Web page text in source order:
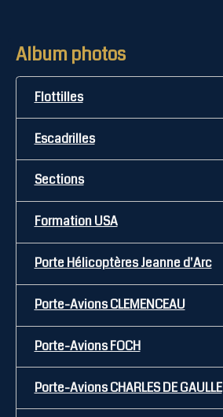
Album photos
Flottilles
Escadrilles
Sections
Formation USA
Porte Hélicoptères Jeanne d'Arc
Porte-Avions CLEMENCEAU
Porte-Avions FOCH
Porte-Avions CHARLES DE GAULLE